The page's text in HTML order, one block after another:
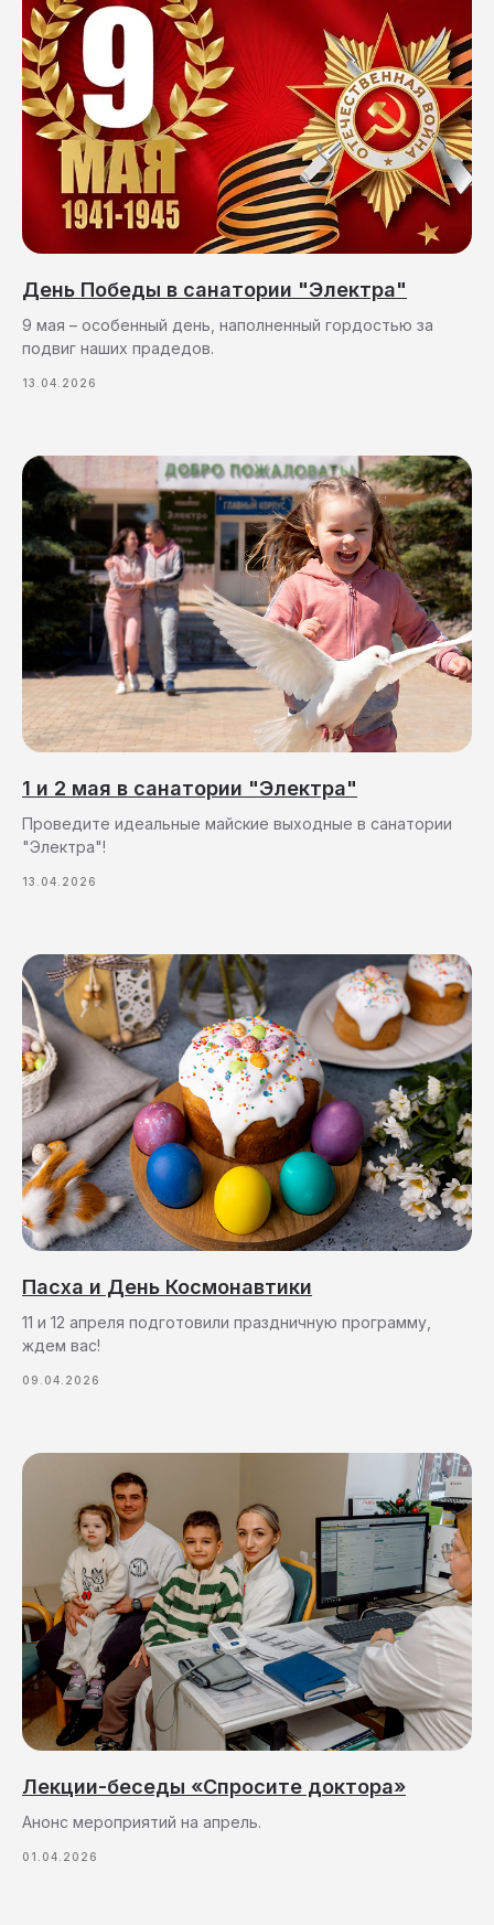
День Победы в санатории "Электра"
9 мая – особенный день, наполненный гордостью за
подвиг наших прадедов.
13.04.2026
1 и 2 мая в санатории "Электра"
Проведите идеальные майские выходные в санатории
"Электра"!
13.04.2026
Пасха и День Космонавтики
11 и 12 апреля подготовили праздничную программу,
ждем вас!
09.04.2026
Лекции-беседы «Спросите доктора»
Анонс мероприятий на апрель.
01.04.2026